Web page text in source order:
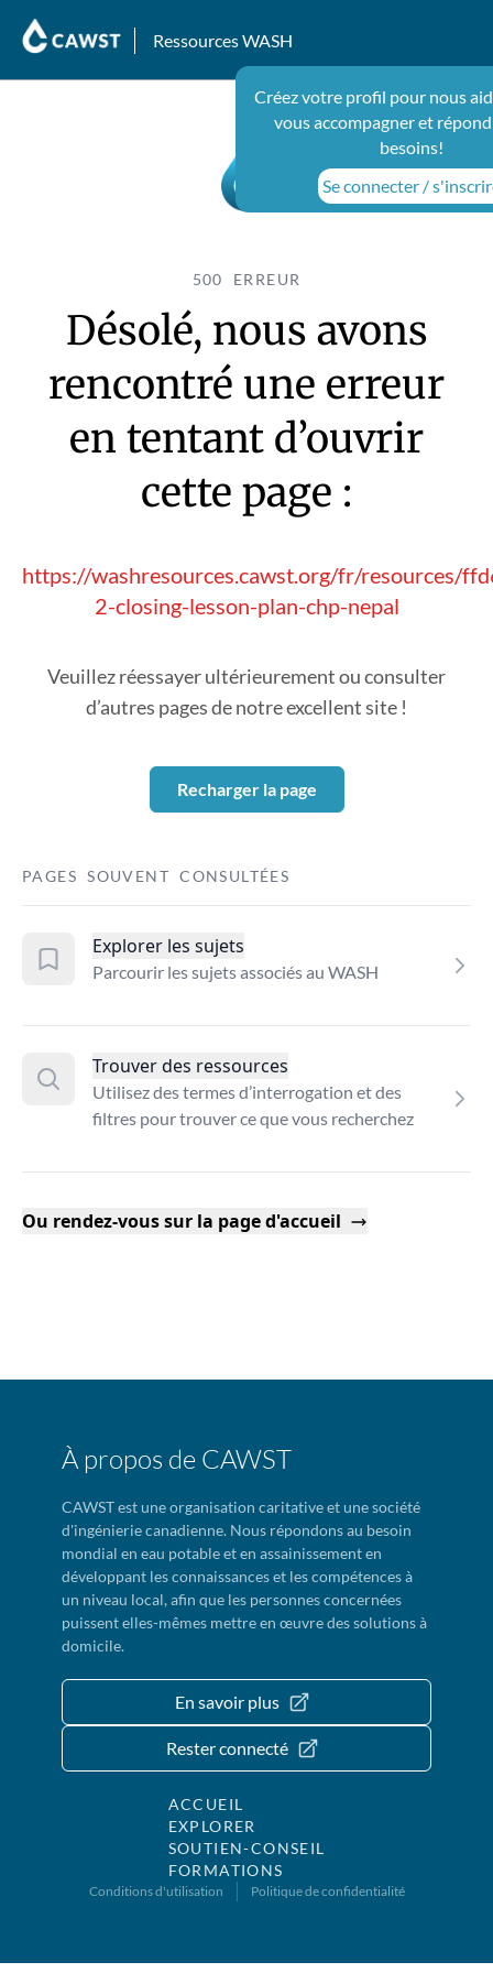
Ressources WASH
Créez votre profil pour nous
vous accompagner et
besoins!
Se connecter /
500 ERREUR
Désolé, nous avons
rencontré une erreur
en tentant d’ouvrir
cette page :
https://washresources.cawst.org/fr/resources/
2-closing-lesson-plan-chp-nepal
Veuillez réessayer ultérieurement ou consulter
d’autres pages de notre excellent site !
Recharger la page
PAGES SOUVENT CONSULTÉES
Explorer les sujets
Parcourir les sujets associés au WASH
Trouver des ressources
Utilisez des termes d’interrogation et des
filtres pour trouver ce que vous recherchez
Ou rendez-vous sur la page d'accueil
À propos de CAWST
CAWST est une organisation caritative et une société
d'ingénierie canadienne. Nous répondons au besoin
mondial en eau potable et en assainissement en
développant les connaissances et les compétences à
un niveau local, afin que les personnes concernées
puissent elles-mêmes mettre en œuvre des solutions à
domicile.
En savoir plus
Rester connecté
ACCUEIL
EXPLORER
SOUTIEN-CONSEIL
FORMATIONS
Conditions d'utilisation Politique de confidentialité